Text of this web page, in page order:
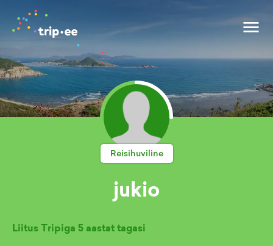
Reisihuviline
jukio
Liitus Tripiga 5 aastat tagasi